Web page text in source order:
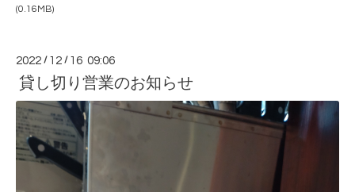
(0.16MB)
2022 / 12 / 16 09:06
貸し切り営業のお知らせ